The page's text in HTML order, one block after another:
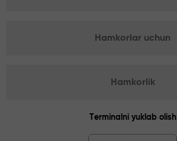
Hamkorlar uchun
Hamkorlik
Terminalni yuklab olish